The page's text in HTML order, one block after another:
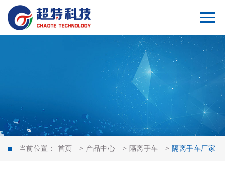
当前位置： 首页 > 产品中心 > 隔离手车 > 隔离手车厂家